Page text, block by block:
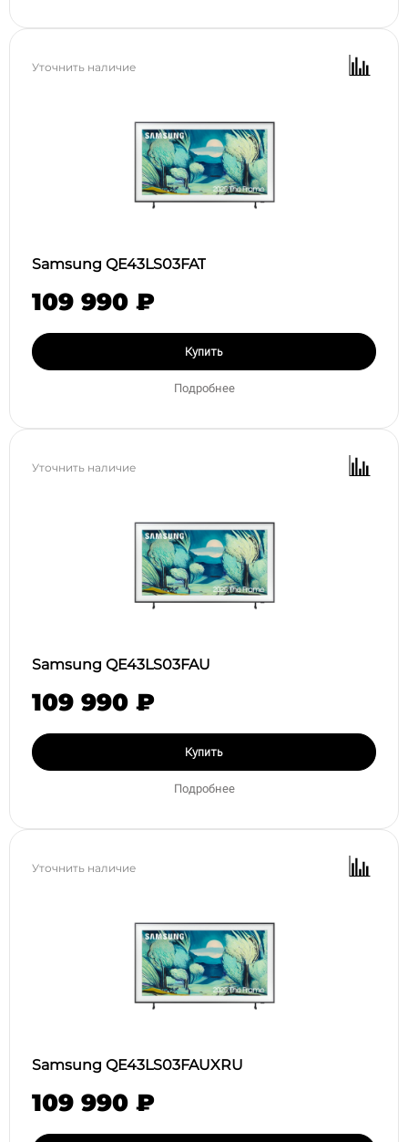
Уточнить наличие
Samsung QE43LS03FAT
109 990 ₽
Купить
Подробнее
Уточнить наличие
Samsung QE43LS03FAU
109 990 ₽
Купить
Подробнее
Уточнить наличие
Samsung QE43LS03FAUXRU
109 990 ₽